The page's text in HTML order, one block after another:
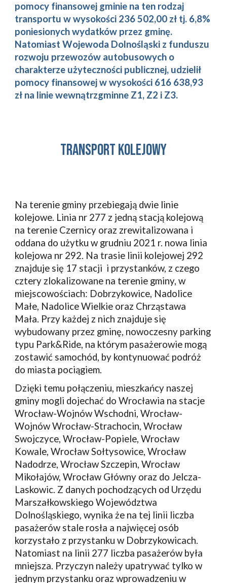
pomocy finansowej gminie na ten rodzaj
transportu w wysokości 236 502,00 zł tj. 6,8%
poniesionych wydatków przez gminę.
Natomiast Wojewoda Dolnośląski z funduszu
rozwoju przewozów autobusowych o
charakterze użyteczności publicznej, udzielił
pomocy finansowej w wysokości 616 638,93
zł na linie wewnątrzgminne Z1, Z2 i Z3.
TRANSPORTKOLEJOWY
Na terenie gminy przebiegają dwie linie
kolejowe. Linia nr 277 z jedną stacją kolejową
na terenie Czernicy oraz zrewitalizowana i
oddana do użytku w grudniu 2021 r. nowa linia
kolejowa nr 292. Na trasie linii kolejowej 292
znajduje się 17 stacji i przystanków, z czego
cztery zlokalizowane na terenie gminy, w
miejscowościach: Dobrzykowice, Nadolice
Małe, Nadolice Wielkie oraz Chrząstawa
Mała. Przy każdej z nich znajduje się
wybudowany przez gminę, nowoczesny parking
typu Park&Ride, na którym pasażerowie mogą
zostawić samochód, by kontynuować podróż
do miasta pociągiem.
Dzięki temu połączeniu, mieszkańcy naszej
gminy mogli dojechać do Wrocławia na stacje
Wrocław-Wojnów Wschodni, Wrocław-
Wojnów Wrocław-Strachocin, Wrocław
Swojczyce, Wrocław-Popiele, Wrocław
Kowale, Wrocław Sołtysowice, Wrocław
Nadodrze, Wrocław Szczepin, Wrocław
Mikołajów, Wrocław Główny oraz do Jelcza-
Laskowic. Z danych pochodzących od Urzędu
Marszałkowskiego Województwa
Dolnośląskiego, wynika że na tej linii liczba
pasażerów stale rosła a najwięcej osób
korzystało z przystanku w Dobrzykowicach.
Natomiast na linii 277 liczba pasażerów była
mniejsza. Przyczyn należy upatrywać tylko w
jednym przystanku oraz wprowadzeniu w